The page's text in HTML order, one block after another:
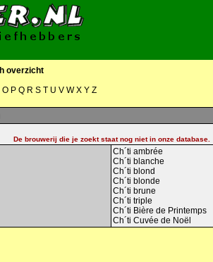
overzicht
O P Q R S T U V W X Y Z
De brouwerij die je zoekt staat nog niet in onze database.
Ch´ti ambrée
Ch´ti blanche
Ch´ti blond
Ch´ti blonde
Ch´ti brune
Ch´ti triple
Ch´ti Bière de Printemps
Ch´ti Cuvée de Noël